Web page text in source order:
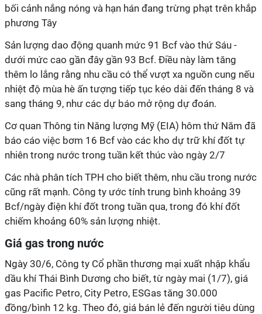
bối cảnh nắng nóng và hạn hán đang trừng phạt trên khắp
phương Tây
Sản lượng dao động quanh mức 91 Bcf vào thứ Sáu -
dưới mức cao gần đây gần 93 Bcf. Điều này làm tăng
thêm lo lắng rằng nhu cầu có thể vượt xa nguồn cung nếu
nhiệt độ mùa hè ấn tượng tiếp tục kéo dài đến tháng 8 và
sang tháng 9, như các dự báo mở rộng dự đoán.
Cơ quan Thông tin Năng lượng Mỹ (EIA) hôm thứ Năm đã
báo cáo việc bơm 16 Bcf vào các kho dự trữ khí đốt tự
nhiên trong nước trong tuần kết thúc vào ngày 2/7
Các nhà phân tích TPH cho biết thêm, nhu cầu trong nước
cũng rất mạnh. Công ty ước tính trung bình khoảng 39
Bcf/ngày điện khí đốt trong tuần qua, trong đó khí đốt
chiếm khoảng 60% sản lượng nhiệt.
Giá gas trong nước
Ngày 30/6, Công ty Cổ phần thương mại xuất nhập khẩu
dầu khí Thái Bình Dương cho biết, từ ngày mai (1/7), giá
gas Pacific Petro, City Petro, ESGas tăng 30.000
đồng/bình 12 kg. Theo đó, giá bán lẻ đến người tiêu dùng